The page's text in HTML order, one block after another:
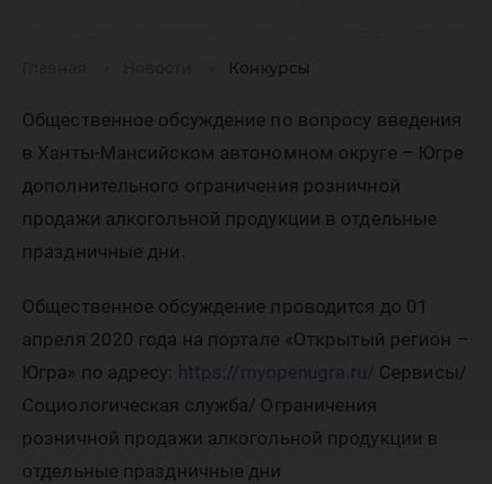
Конкурсы
по
Общественное обсуждение по вопросу введения
в Ханты-Мансийском автономном округе – Югре
дополнительного ограничения розничной
продажи алкогольной продукции в отдельные
праздничные дни.
Общественное обсуждение проводится до 01
апреля 2020 года на портале «Открытый регион –
Югра» по адресу: https://myopenugra.ru/ Сервисы/
Социологическая служба/ Ограничения
розничной продажи алкогольной продукции в
отдельные праздничные дни